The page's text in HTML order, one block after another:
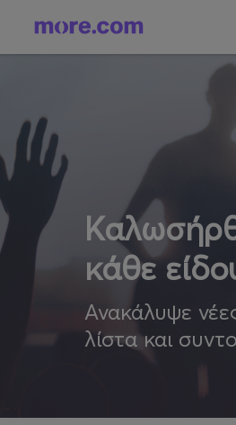
κάθε
Ανακάλυψε
λίστα και